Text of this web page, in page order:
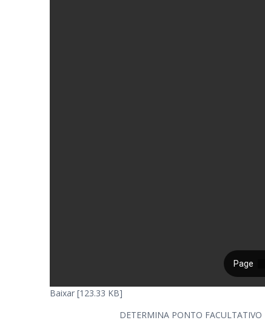
Baixar [123.33 KB]
DETERMINA PONTO